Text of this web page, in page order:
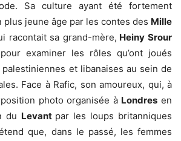
Sa culture ayant été fortement
plus jeune âge par les contes des Mille
racontait sa grand-mère, Heiny Srour
examiner les rôles qu’ont joués
et libanaises au sein de
Face à Rafic, son amoureux, qui, à
photo organisée à Londres en
du Levant par les loups britanniques
que, dans le passé, les femmes